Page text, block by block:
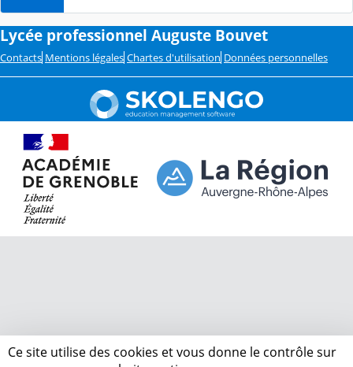
Lycée professionnel Auguste Bouvet
Contacts Mentions légales Chartes d'utilisation Données personnelles
Ce site utilise des cookies et vous donne le contrôle sur